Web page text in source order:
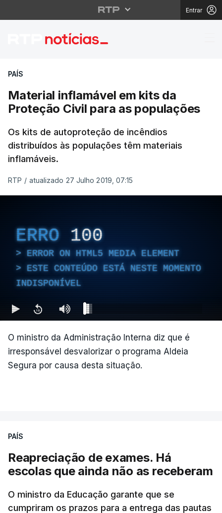
Entrar
Material inflamável
PAÍS
Material inflamável em kits da
Proteção Civil para as populações
Os kits de autoproteção de incêndios
distribuídos às populações têm materiais
inflamáveis.
RTP / atualizado 27 Julho 2019, 07:15
ERRO 100
ERROR ON HTML5 MEDIA ELEMENT
ESTE CONTEÚDO ESTÁ NESTE MOMENTO
INDISPONÍVEL
O ministro da Administração Interna diz que é
irresponsável desvalorizar o programa Aldeia
Segura por causa desta situação.
PAÍS
Reapreciação de exames. Há
escolas que ainda não as receberam
O ministro da Educação garante que se
cumpriram os prazos para a entrega das pautas